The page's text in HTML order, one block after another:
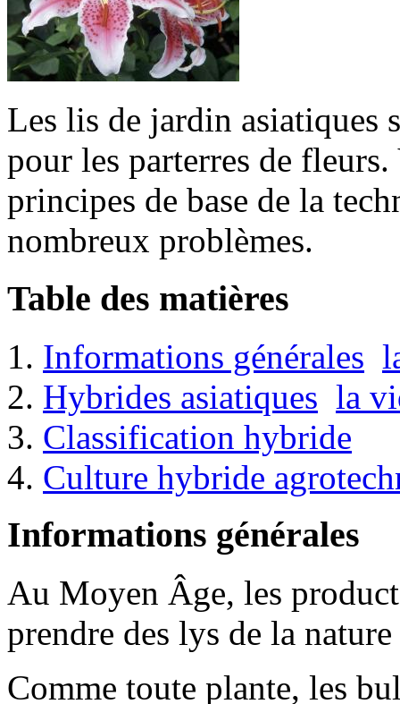
Les lis de jardin asiatiques
pour les parterres de
principes de base de la
nombreux problèmes.
Table des matières
Informations générales
Hybrides asiatiques la
Classification hybride
Culture hybride
Informations générales
Au Moyen Âge, les
prendre des lys de la
Comme toute plante, les